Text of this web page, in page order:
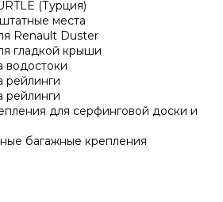
(Турция)
места
Renault Duster
гладкой крыши
водостоки
рейлинги
рейлинги
для серфинговой доски и
багажные крепления